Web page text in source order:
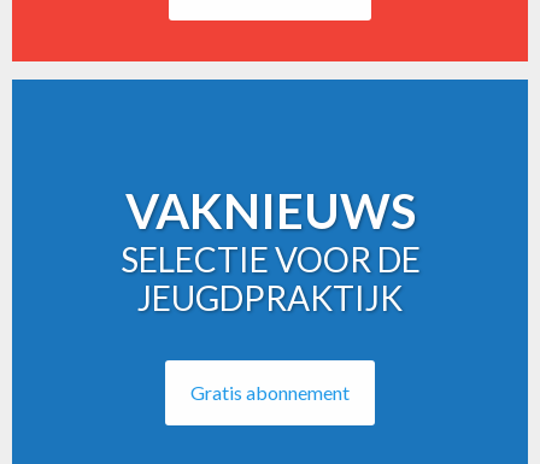
VAKNIEUWS
SELECTIE VOOR DE
JEUGDPRAKTIJK
Gratis abonnement